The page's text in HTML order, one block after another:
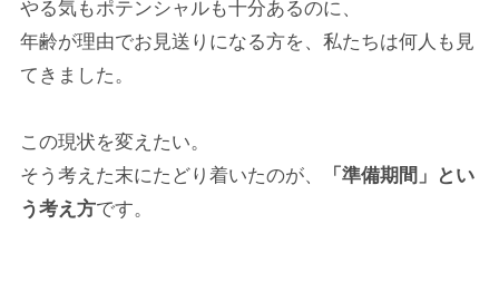
やる気もポテンシャルも十分あるのに、
年齢が理由でお見送りになる方を、私たちは何人も見
てきました。
この現状を変えたい。
そう考えた末にたどり着いたのが、
「準備期間」とい
う考え方です。